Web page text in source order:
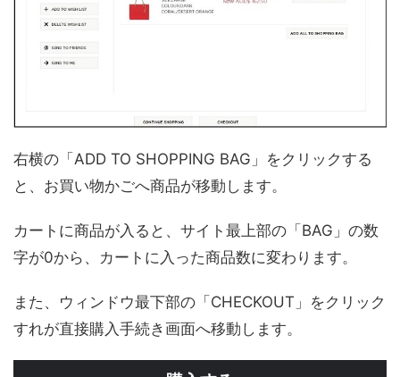
右横の「ADD TO SHOPPING BAG」をクリックする
と、お買い物かごへ商品が移動します。
カートに商品が入ると、サイト最上部の「BAG」の数
字が0から、カートに入った商品数に変わります。
また、ウィンドウ最下部の「CHECKOUT」をクリック
すれが直接購入手続き画面へ移動します。